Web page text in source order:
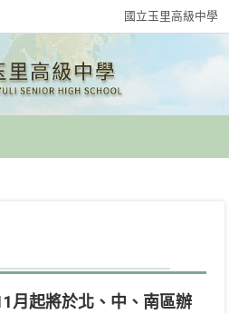
國立玉里高級中學
月起將於北、中、南區辦